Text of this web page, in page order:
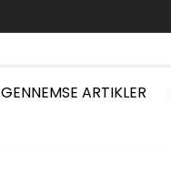
GENNEMSE ARTIKLER